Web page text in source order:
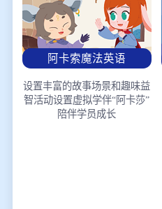
阿卡索魔法英语
设置丰富的故事场景和趣味益
智活动设置虚拟学伴“阿卡莎”
陪伴学员成长